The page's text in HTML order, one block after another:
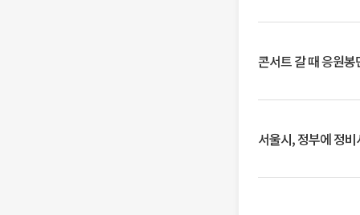
콘서트 갈 때 응원
서울시, 정부에 정